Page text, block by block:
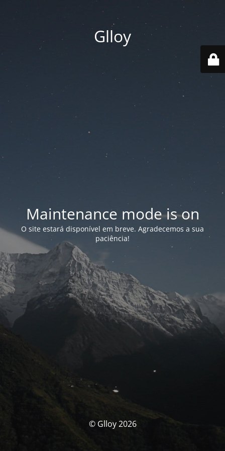
Glloy
Maintenance mode is on
O site estará disponível em breve. Agradecemos a sua
paciência!
© Glloy 2026